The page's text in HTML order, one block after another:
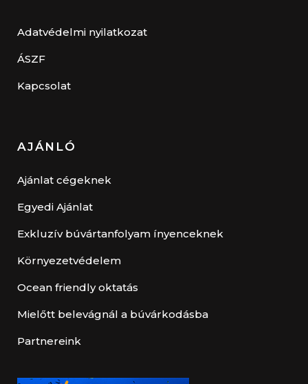
Adatvédelmi nyilatkozat
ÁSZF
Kapcsolat
AJÁNLÓ
Ajánlat cégeknek
Egyedi Ajánlat
Exkluzív búvártanfolyam ínyenceknek
Környezetvédelem
Ocean friendly oktatás
Mielőtt belevágnál a búvárkodásba
Partnereink